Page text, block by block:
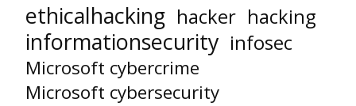
ethicalhacking hacker hacking
informationsecurity infosec
Microsoft cybercrime
Microsoft cybersecurity